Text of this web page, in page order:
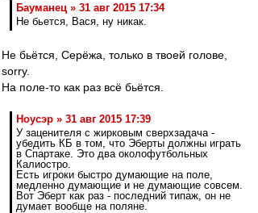
Бауманец » 31 авг 2015 17:34
Не бьется, Вася, ну никак.
Не бьётся, Серёжа, только в твоей голове,
sorry.
На поле-то как раз всё бьётся.
Ноусэр » 31 авг 2015 17:39
У заценителя с жирковым сверхзадача -
убедить КБ в том, что Эберты должны играть
в Спартаке. Это два околофутбольных
Калиостро.
Есть игроки быстро думающие на поле,
медленно думающие и не думающие совсем.
Вот Эберт как раз - последний типаж, он не
думает вообще на поляне.